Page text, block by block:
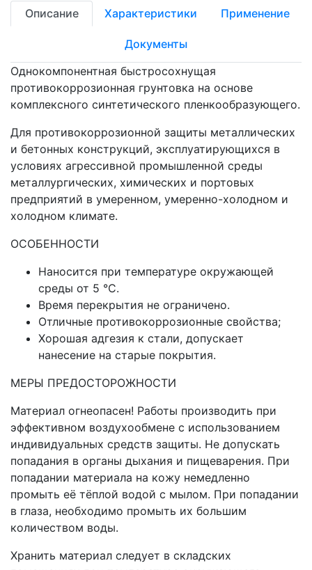
Описание
Характеристики Применение
Документы
Однокомпонентная быстросохнущая
противокоррозионная грунтовка на основе
комплексного синтетического пленкообразующего.
Для противокоррозионной защиты металлических
и бетонных конструкций, эксплуатирующихся в
условиях агрессивной промышленной среды
металлургических, химических и портовых
предприятий в умеренном, умеренно-холодном и
холодном климате.
ОСОБЕННОСТИ
Наносится при температуре окружающей
среды от 5 °C.
Время перекрытия не ограничено.
Отличные противокоррозионные свойства;
Хорошая адгезия к стали, допускает
нанесение на старые покрытия.
МЕРЫ ПРЕДОСТОРОЖНОСТИ
Материал огнеопасен! Работы производить при
эффективном воздухообмене с использованием
индивидуальных средств защиты. Не допускать
попадания в органы дыхания и пищеварения. При
попадании материала на кожу немедленно
промыть её тёплой водой с мылом. При попадании
в глаза, необходимо промыть их большим
количеством воды.
Хранить материал следует в складских